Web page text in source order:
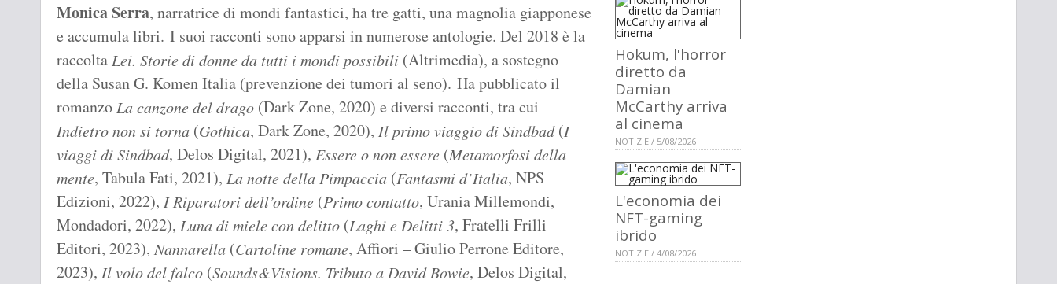
Monica Serra, narratrice di mondi fantastici, ha tre gatti, una magnolia giapponese
e accumula libri. I suoi racconti sono apparsi in numerose antologie. Del 2018 è la
raccoltaLei. Storie di donne da tutti i mondi possibili (Altrimedia), a sostegno
della Susan G. Komen Italia (prevenzione dei tumori al seno). Ha pubblicato il
romanzoLa canzone del drago (Dark Zone, 2020) e diversi racconti, tra cui
Indietro non si torna (Gothica, Dark Zone, 2020), Il primo viaggio di Sindbad(I
viaggi di Sindbad, Delos Digital, 2021), Essere o non essere (Metamorfosi della
mente, Tabula Fati, 2021), La notte della Pimpaccia (Fantasmi d’Italia, NPS
Edizioni, 2022), I Riparatori dell’ordine (Primo contatto, Urania Millemondi,
Mondadori, 2022), Luna di miele con delitto (Laghi e Delitti 3, Fratelli Frilli
Editori, 2023), Nannarella (Cartoline romane, Affiori – Giulio Perrone Editore,
2023), Il volo del falco (Sounds&Visions. Tributo a David Bowie, Delos Digital,
Hokum, l'horror
diretto da
Damian
McCarthy arriva
al cinema
NOTIZIE / 5/08/2026
L'economia dei
NFT-gaming
ibrido
NOTIZIE / 4/08/2026